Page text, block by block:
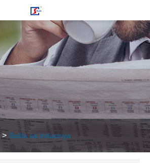
Balita sa Industriya